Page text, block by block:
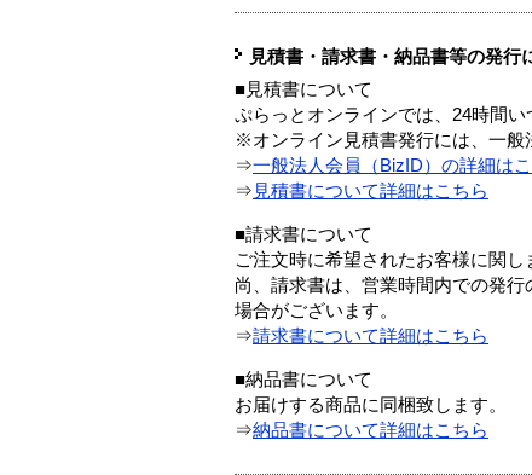
見積書・請求書・納品書等の発行
■見積書について
ぷらっとオンラインでは、24時間
※オンライン見積書発行には、一般
⇒一般法人会員（BizID）の詳細は
⇒ 見積書について詳細はこちら
■請求書について
ご注文時に希望されたお客様に関し
尚、請求書は、営業時間内での発
場合がございます。
⇒請求書について詳細はこちら
■納品書について
お届けする商品に同梱致します。
⇒納品書について詳細はこちら